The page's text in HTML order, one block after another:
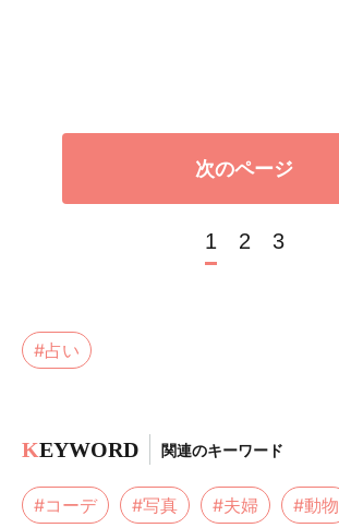
次のページ
1 2 3
#占い
KEYWORD 関連のキーワード
#コーデ #写真 #夫婦 #動物